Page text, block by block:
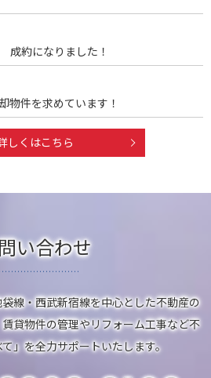
約になりました！
物件を求めています！
：２，８８０万円
更：１６．８万円→１６．３万円
パースを追加しました！
価格：３８９０万円（税込）
しくはこちら
い合わせ
線・西武新宿線を中心とした不動産の
賃貸物件の管理やリフォーム工事など不
」を全力サポートいたします。